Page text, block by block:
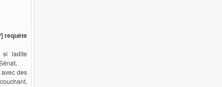
requête
si ladite
des